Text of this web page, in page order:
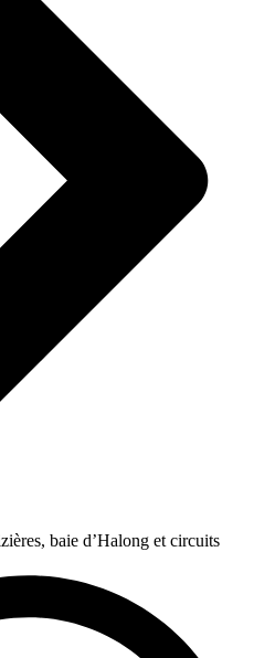
baie d’Halong et circuits